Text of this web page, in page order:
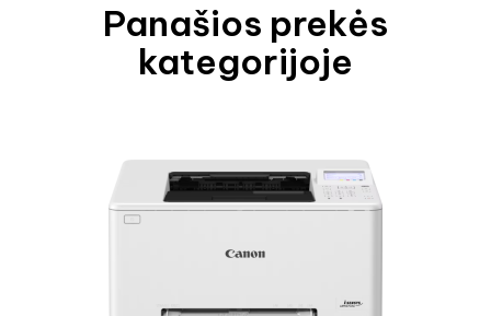
Panašios prekės
kategorijoje